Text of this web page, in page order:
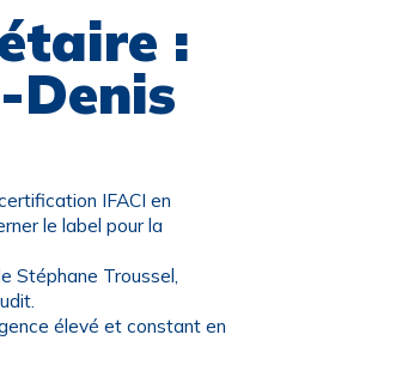
:
Denis
IFACI en
le label pour la
Stéphane Troussel,
élevé et constant en